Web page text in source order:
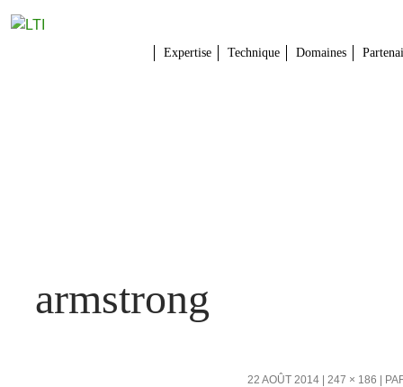
Expertise Technique Domaines
armstrong
22 AOÛT 2014 247 × 186